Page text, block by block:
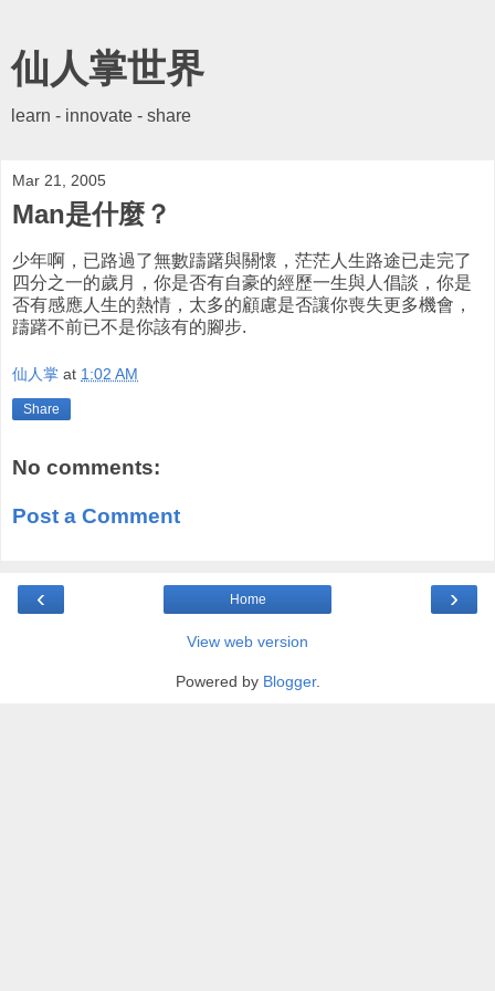
仙人掌世界
learn - innovate - share
Mar 21, 2005
Man是什麼？
少年啊，已路過了無數躊躇與關懷，茫茫人生路途已走完了
四分之一的歲月，你是否有自豪的經歷一生與人倡談，你是
否有感應人生的熱情，太多的顧慮是否讓你喪失更多機會，
躊躇不前已不是你該有的腳步.
仙人掌 at 1:02 AM
Share
No comments:
Post a Comment
‹ ›
Home
View web version
Powered by Blogger.